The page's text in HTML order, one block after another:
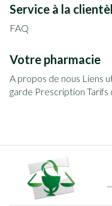
Service à la
FAQ
Votre pharmacie
A propos de nous Liens
garde Prescription Tarifs